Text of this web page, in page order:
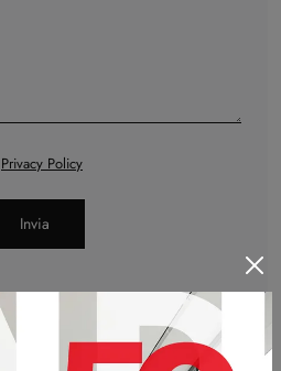
piacerti anche
Privacy Policy
Invia